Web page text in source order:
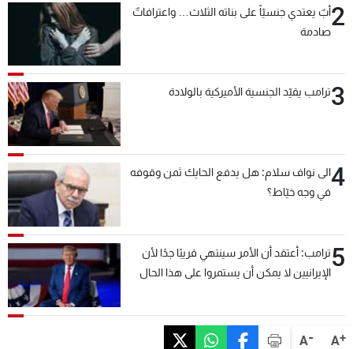
A+
A-
2أبٌ يعتدي جنسيّاً على بناته الثلاث… واعترافاتٌ
صادمة
3ترامب يقيّد الجنسية الأميركية بالولادة
4الى نواف سلام: هل يدفع الحايك ثمن وقوفه
في وجه خيّاط؟
5ترامب: أعتقد أن الأمر سينتهي قريبًا جدًا لأن
الإيرانيين لا يمكن أن يستمروا على هذا الحال